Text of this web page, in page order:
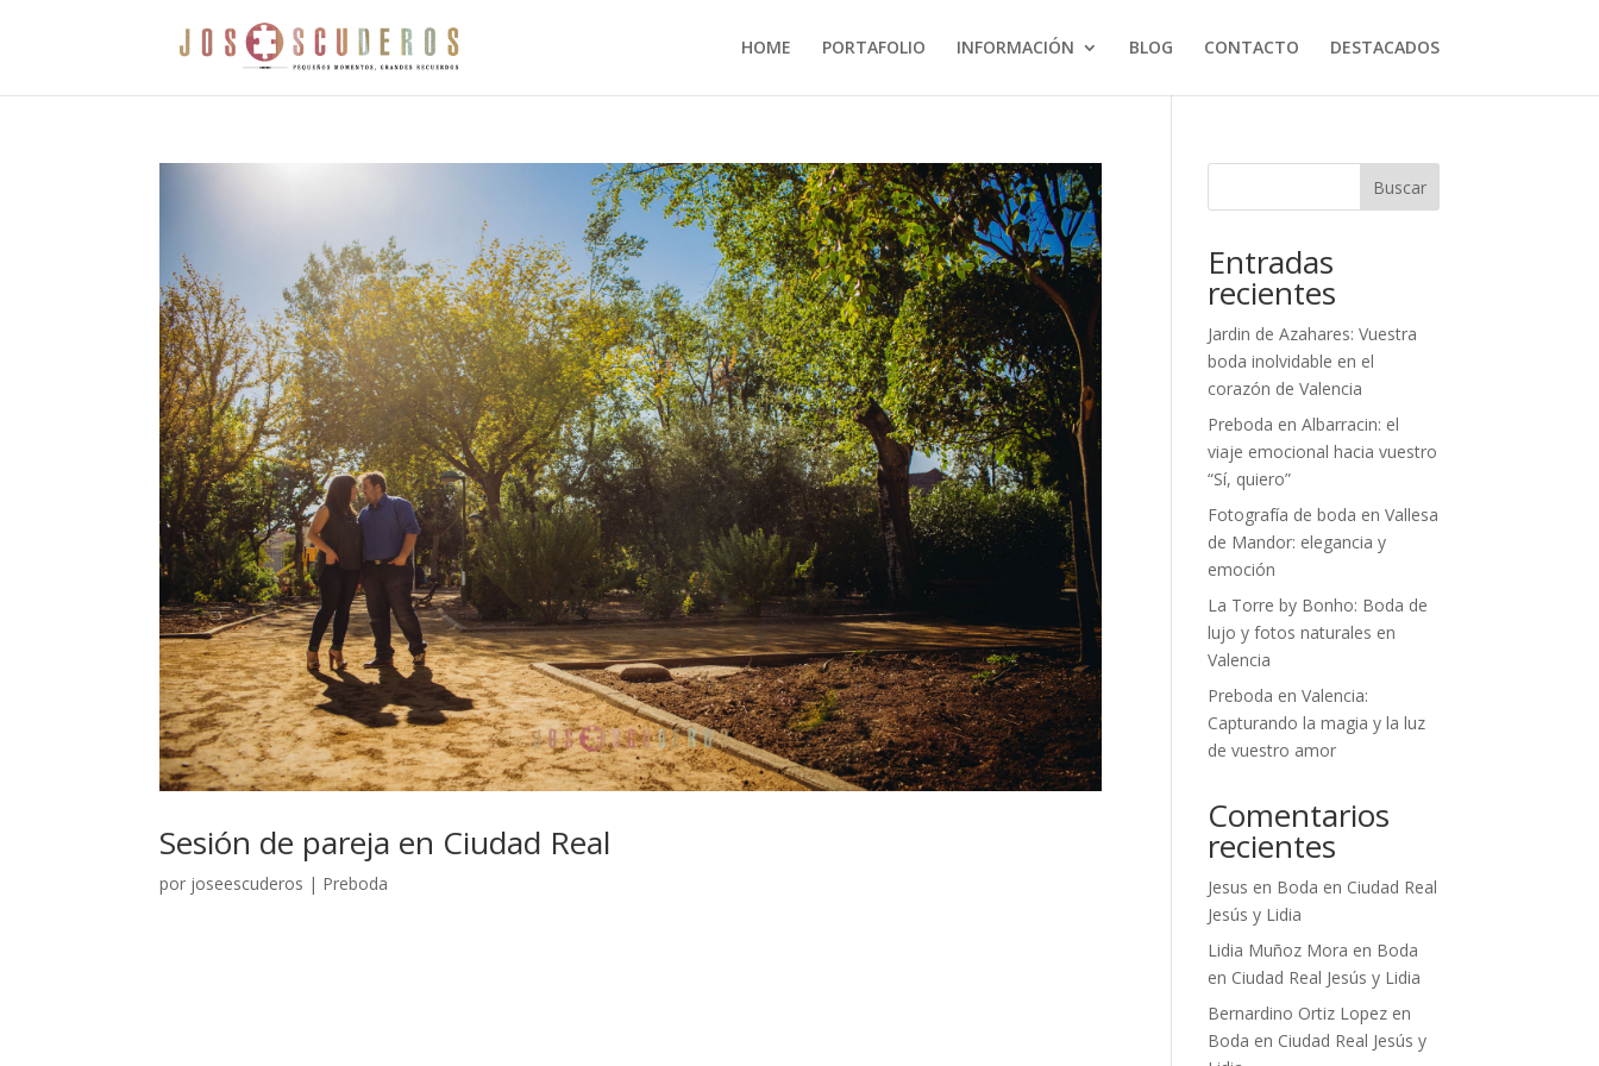
HOME PORTAFOLIO INFORMACIÓN BLOG CONTACTO DESTACADOS
Sesión de pareja en Ciudad Real
por joseescuderos | Preboda
Buscar
Entradas
recientes
Jardin de Azahares: Vuestra
boda inolvidable en el
corazón de Valencia
Preboda en Albarracin: el
viaje emocional hacia vuestro
“Sí, quiero”
Fotografía de boda en Vallesa
de Mandor: elegancia y
emoción
La Torre by Bonho: Boda de
lujo y fotos naturales en
Valencia
Preboda en Valencia:
Capturando la magia y la luz
de vuestro amor
Comentarios
recientes
Jesus en Boda en Ciudad Real
Jesús y Lidia
Lidia Muñoz Mora en Boda
en Ciudad Real Jesús y Lidia
Bernardino Ortiz Lopez en
Boda en Ciudad Real Jesús y